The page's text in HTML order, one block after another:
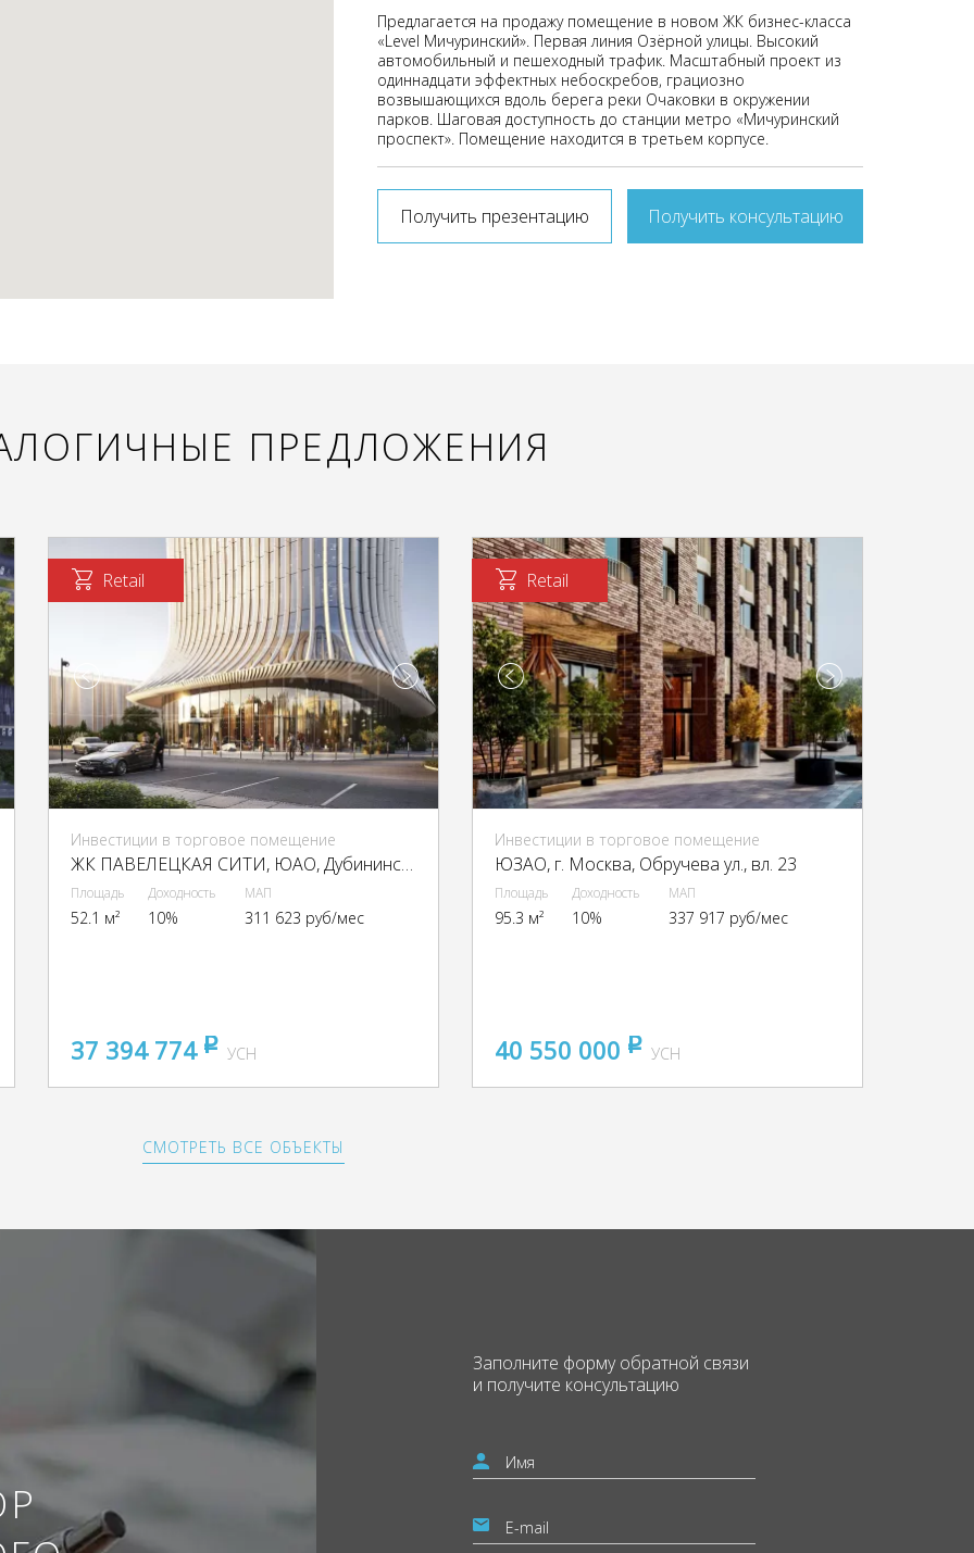
Предлагается на продажу помещение в новом ЖК бизнес-класса
«Level Мичуринский». Первая линия Озёрной улицы. Высокий
автомобильный и пешеходный трафик. Масштабный проект из
одиннадцати эффектных небоскребов, грациозно
возвышающихся вдоль берега реки Очаковки в окружении
парков. Шаговая доступность до станции метро «Мичуринский
проспект». Помещение находится в третьем корпусе.
Получить презентацию Получить консультацию
ПРЕДЛОЖЕНИЯ
Retail
Инвестиции в торговое помещение
ЖК ПАВЕЛЕЦКАЯ СИТИ, ЮАО, Дубининская ул., 69
Площадь
52.1 м²
Доходность
10%
МАП
311 623 руб/мес
37 394 774 pуб
УСН
Retail
Инвестиции в торговое помещение
ЮЗАО, г. Москва, Обручева ул., вл. 23
Площадь
95.3 м²
Доходность
10%
МАП
337 917 руб/мес
40 550 000 pуб
УСН
СМОТРЕТЬ ВСЕ ОБЪЕКТЫ
Заполните формуобратной связи
и получите консультацию